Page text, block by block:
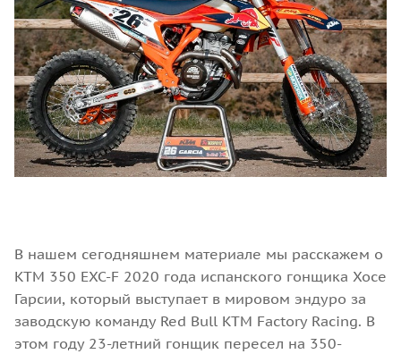
В нашем сегодняшнем материале мы расскажем о
KTM 350 EXC-F 2020 года испанского гонщика Хосе
Гарсии, который выступает в мировом эндуро за
заводскую команду Red Bull KTM Factory Racing. В
этом году 23-летний гонщик пересел на 350-